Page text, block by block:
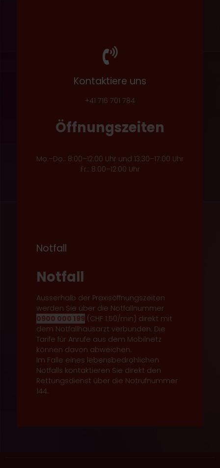
Kontaktiere uns
+41 716 701 784
Öffnungszeiten
Mo.–Do.: 8:00–12:00 Uhr und 13:30–17:00 Uhr
Fr.: 8:00–12:00 Uhr
Notfall
Notfall
Ausserhalb der Praxisöffnungszeiten
werden Sie über die Notfallnummer
0900 000 199 (CHF 1.50/min) direkt mit
dem Notfallhausarzt verbunden. Die
Tarife für Anrufe aus dem Mobilnetz
können davon abweichen.
Im Falle eines lebensbedrohlichen
Notfalls kontaktieren Sie direkt den
Rettungsdienst über die Notrufnummer
144.